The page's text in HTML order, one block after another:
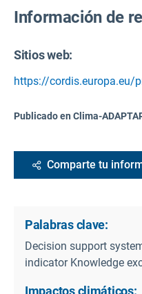
Información de
Sitios web:
https://
Publicado en Clima-
Comparte tu
Palabras clave:
Decision support
indicator Knowledge
Impactos climáticos: